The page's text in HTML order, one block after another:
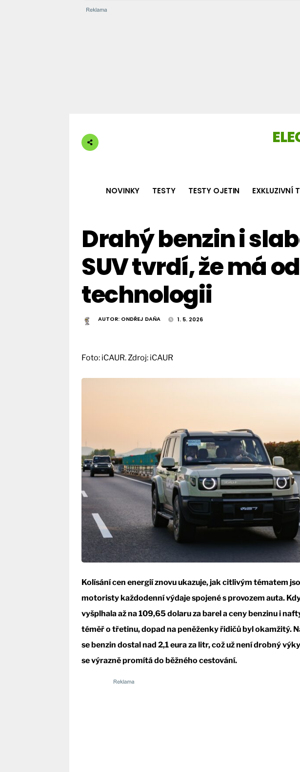
NOVINKY TESTY TESTY OJETIN EXKLUZIVNÍ
Drahý benzin i
SUV tvrdí, že má
technologii
AUTOR: ONDŘEJ DAŇA 1. 5. 2026
Foto: iCAUR. Zdroj: iCAUR
Kolísání cen energií znovu ukazuje, jak citlivým tématem
motoristy každodenní výdaje spojené s provozem auta.
vyšplhala až na 109,65 dolaru za barel a ceny benzinu i
téměř o třetinu, dopad na peněženky řidičů byl okamžitý.
se benzin dostal nad 2,1 eura za litr, což už není drobný
se výrazně promítá do běžného cestování.